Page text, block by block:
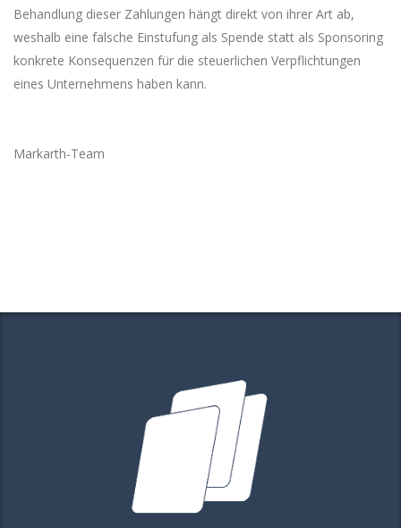
Behandlung dieser Zahlungen hängt direkt von ihrer Art ab,
weshalb eine falsche Einstufung als Spende statt als Sponsoring
konkrete Konsequenzen für die steuerlichen Verpflichtungen
eines Unternehmens haben kann.
Markarth-Team